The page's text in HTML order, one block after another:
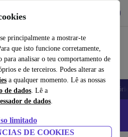
principalmente a mostrar-te
que isto funcione corretamente,
para analisar o teu comportamento de
e de terceiros. Podes alterar as
a qualquer momento. Lê as nossas
de dados. Lê a
de dados.
limitado
DE COOKIES
e fácil
Tablets
os iPhones – Código: